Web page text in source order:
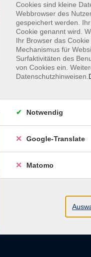
Cookies sind kleine
Webbrowser des
gespeichert werden.
Cookie genannt wird.
Ihr Browser das
Mechanismus für
Surfaktivitäten des
von Cookies ein.
Datenschutzhinweisen.
Notwendig
Google-Translate
Matomo